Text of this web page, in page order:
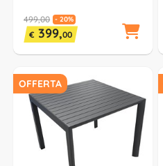
LS ET 15
499,00 - 20%
€ 399,00
OFFERTA